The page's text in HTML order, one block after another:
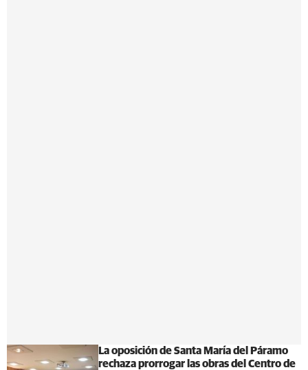
La oposición de Santa María del Páramo
rechaza prorrogar las obras del Centro de